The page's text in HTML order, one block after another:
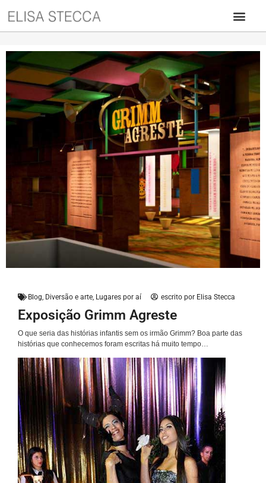
Blog, Diversão e arte, Lugares por aí escrito por Elisa Stecca
Exposição Grimm Agreste
O que seria das histórias infantis sem os irmão Grimm? Boa parte das
histórias que conhecemos foram escritas há muito tempo…